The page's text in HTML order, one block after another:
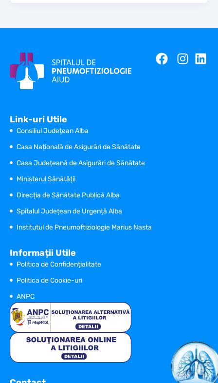
Link-uri Utile
Consiliul Județean Alba
Casa Națională de Asigurări de Sănătate
Casa Județeană de Asigurări de Sănătate
Ministerul Sănătății
Direcția de Sănătate Publică Alba
Spitalul Județean de Urgență Alba
Institutul de Pneumoftiziologie Marius Nasta
Informații Utile
Politica de Confidențialitate
Politica de Cookie-uri
ANPC